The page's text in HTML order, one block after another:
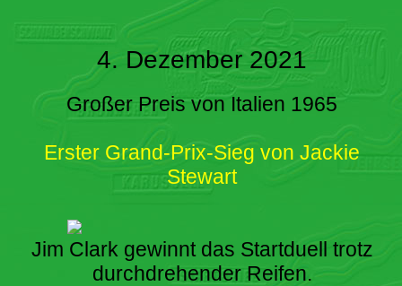
4. Dezember 2021
Großer Preis von Italien 1965
Erster Grand-Prix-Sieg von Jackie
Stewart
Jim Clark gewinnt das Startduell trotz
durchdrehender Reifen.